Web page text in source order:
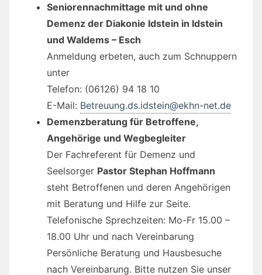
Seniorennachmittage mit und ohne
Demenz der Diakonie Idstein in Idstein
und Waldems – Esch
Anmeldung erbeten, auch zum Schnuppern
unter
Telefon: (06126) 94 18 10
E-Mail: Betreuung.ds.idstein@ekhn-net.de
Demenzberatung für Betroffene,
Angehörige und Wegbegleiter
Der Fachreferent für Demenz und
Seelsorger Pastor Stephan Hoffmann
steht Betroffenen und deren Angehörigen
mit Beratung und Hilfe zur Seite.
Telefonische Sprechzeiten: Mo-Fr 15.00 –
18.00 Uhr und nach Vereinbarung
Persönliche Beratung und Hausbesuche
nach Vereinbarung. Bitte nutzen Sie unser